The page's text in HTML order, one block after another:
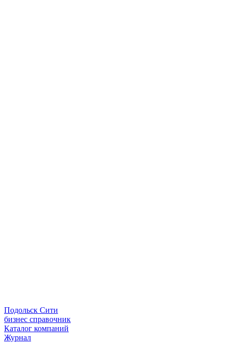
Подольск Сити
бизнес справочник
Каталог компаний
Журнал